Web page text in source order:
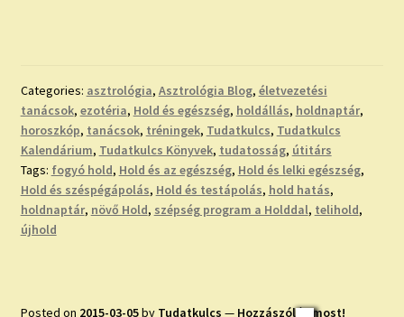
Categories: asztrológia, Asztrológia Blog, életvezetési
tanácsok, ezotéria, Hold és egészség, holdállás, holdnaptár,
horoszkóp, tanácsok, tréningek, Tudatkulcs, Tudatkulcs
Kalendárium, Tudatkulcs Könyvek, tudatosság, útitárs
Tags: fogyó hold, Hold és az egészség, Hold és lelki egészség,
Hold és széspégápolás, Hold és testápolás, hold hatás,
holdnaptár, növő Hold, szépség program a Holddal, telihold,
újhold
Posted on 2015-03-05by Tudatkulcs — Hozzászólás most!